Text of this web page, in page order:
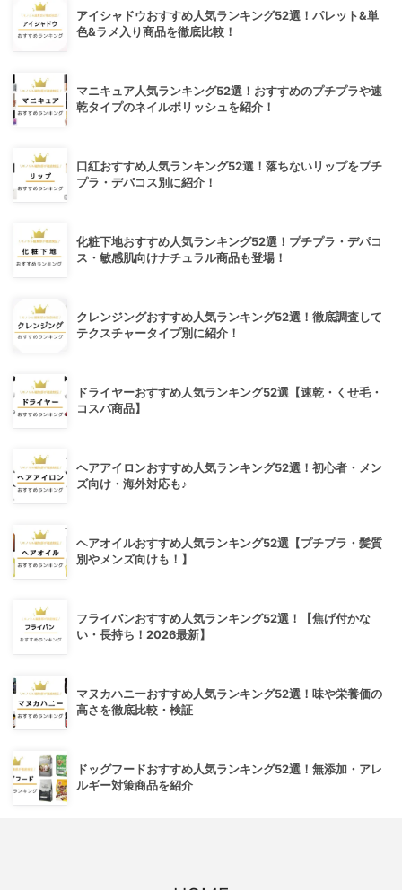
アイシャドウおすすめ人気ランキング52選！パレット&単
色&ラメ入り商品を徹底比較！
マニキュア人気ランキング52選！おすすめのプチプラや速
乾タイプのネイルポリッシュを紹介！
口紅おすすめ人気ランキング52選！落ちないリップをプチ
プラ・デパコス別に紹介！
化粧下地おすすめ人気ランキング52選！プチプラ・デパコ
ス・敏感肌向けナチュラル商品も登場！
クレンジングおすすめ人気ランキング52選！徹底調査して
テクスチャータイプ別に紹介！
ドライヤーおすすめ人気ランキング52選【速乾・くせ毛・
コスパ商品】
ヘアアイロンおすすめ人気ランキング52選！初心者・メン
ズ向け・海外対応も♪
ヘアオイルおすすめ人気ランキング52選【プチプラ・髪質
別やメンズ向けも！】
フライパンおすすめ人気ランキング52選！【焦げ付かな
い・長持ち！2026最新】
マヌカハニーおすすめ人気ランキング52選！味や栄養価の
高さを徹底比較・検証
ドッグフードおすすめ人気ランキング52選！無添加・アレ
ルギー対策商品を紹介